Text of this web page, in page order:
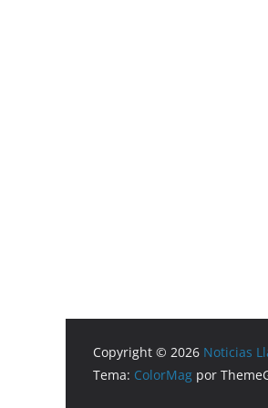
Copyright © 2026 Noticias
Tema: ColorMag por